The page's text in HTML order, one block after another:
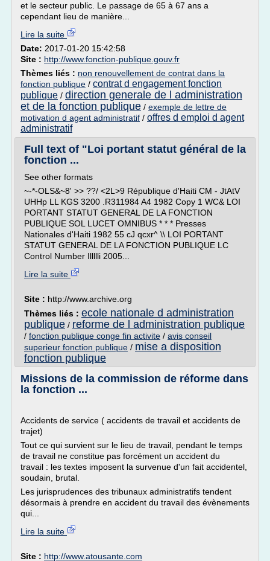
et le secteur public. Le passage de 65 à 67 ans a
cependant lieu de manière...
Lire la suite
Date: 2017-01-20 15:42:58
Site : http://www.fonction-publique.gouv.fr
Thèmes liés : non renouvellement de contrat dans la
fonction publique / contrat d engagement fonction
publique / direction generale de l administration
et de la fonction publique / exemple de lettre de
motivation d agent administratif / offres d emploi d agent
administratif
Full text of "Loi portant statut général de la
fonction ...
See other formats
~-*-OLS&~8' >> ??/ <2L>9 République d'Haiti CM - JtAtV
UHHp LL KGS 3200 .R311984 A4 1982 Copy 1 WC& LOI
PORTANT STATUT GENERAL DE LA FONCTION
PUBLIQUE SOL LUCET OMNIBUS * * * Presses
Nationales d'Haiti 1982 55 cJ qcxr^ \\ LOI PORTANT
STATUT GENERAL DE LA FONCTION PUBLIQUE LC
Control Number Illllli 2005...
Lire la suite
Site : http://www.archive.org
Thèmes liés : ecole nationale d administration
publique / reforme de l administration publique
/ fonction publique conge fin activite / avis conseil
superieur fonction publique / mise a disposition
fonction publique
Missions de la commission de réforme dans
la fonction ...
Accidents de service ( accidents de travail et accidents de
trajet)
Tout ce qui survient sur le lieu de travail, pendant le temps
de travail ne constitue pas forcément un accident du
travail : les textes imposent la survenue d'un fait accidentel,
soudain, brutal.
Les jurisprudences des tribunaux administratifs tendent
désormais à prendre en accident du travail des évènements
qui...
Lire la suite
Site : http://www.atousante.com